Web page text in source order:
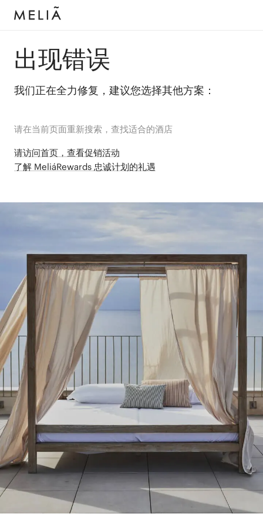
出现错误
我们正在全力修复，建议您选择其他方案：
请在当前页面重新搜索，查找适合的酒店
请访问首页，查看促销活动
了解 MeliáRewards 忠诚计划的礼遇